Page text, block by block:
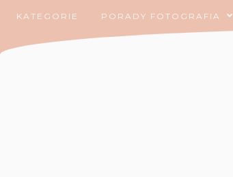
KATEGORIE PORADY FOTOGRAFIA